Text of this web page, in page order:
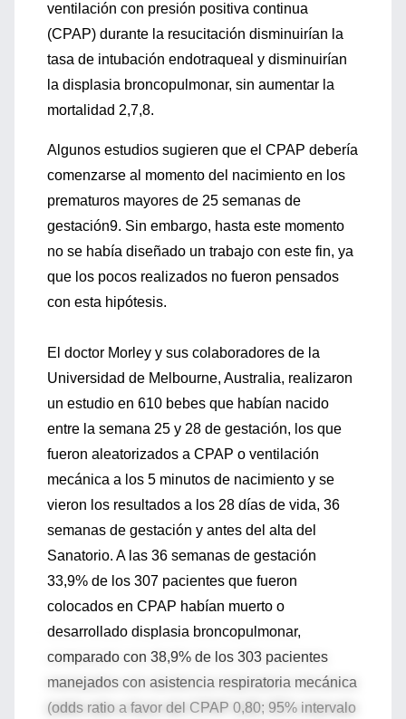
ventilación con presión positiva continua
(CPAP) durante la resucitación disminuirían la
tasa de intubación endotraqueal y disminuirían
la displasia broncopulmonar, sin aumentar la
mortalidad 2,7,8.
Algunos estudios sugieren que el CPAP debería
comenzarse al momento del nacimiento en los
prematuros mayores de 25 semanas de
gestación9. Sin embargo, hasta este momento
no se había diseñado un trabajo con este fin, ya
que los pocos realizados no fueron pensados
con esta hipótesis.
El doctor Morley y sus colaboradores de la
Universidad de Melbourne, Australia, realizaron
un estudio en 610 bebes que habían nacido
entre la semana 25 y 28 de gestación, los que
fueron aleatorizados a CPAP o ventilación
mecánica a los 5 minutos de nacimiento y se
vieron los resultados a los 28 días de vida, 36
semanas de gestación y antes del alta del
Sanatorio. A las 36 semanas de gestación
33,9% de los 307 pacientes que fueron
colocados en CPAP habían muerto o
desarrollado displasia broncopulmonar,
comparado con 38,9% de los 303 pacientes
manejados con asistencia respiratoria mecánica
(odds ratio a favor del CPAP 0,80; 95% intervalo